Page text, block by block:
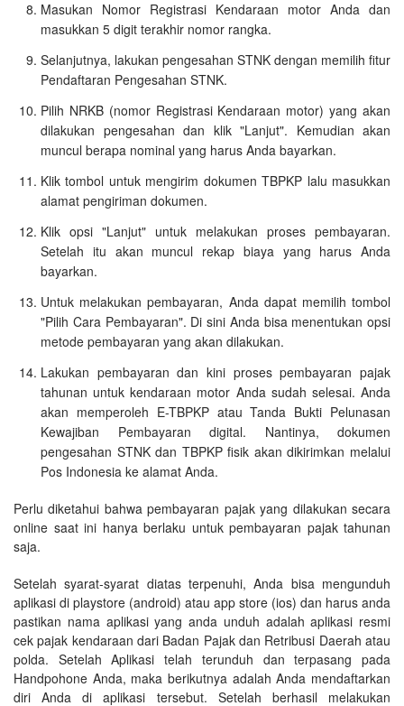
Masukan Nomor Registrasi Kendaraan motor Anda dan
masukkan 5 digit terakhir nomor rangka.
Selanjutnya, lakukan pengesahan STNK dengan memilih fitur
Pendaftaran Pengesahan STNK.
Pilih NRKB (nomor Registrasi Kendaraan motor) yang akan
dilakukan pengesahan dan klik "Lanjut". Kemudian akan
muncul berapa nominal yang harus Anda bayarkan.
Klik tombol untuk mengirim dokumen TBPKP lalu masukkan
alamat pengiriman dokumen.
Klik opsi "Lanjut" untuk melakukan proses pembayaran.
Setelah itu akan muncul rekap biaya yang harus Anda
bayarkan.
Untuk melakukan pembayaran, Anda dapat memilih tombol
"Pilih Cara Pembayaran". Di sini Anda bisa menentukan opsi
metode pembayaran yang akan dilakukan.
Lakukan pembayaran dan kini proses pembayaran pajak
tahunan untuk kendaraan motor Anda sudah selesai. Anda
akan memperoleh E-TBPKP atau Tanda Bukti Pelunasan
Kewajiban Pembayaran digital. Nantinya, dokumen
pengesahan STNK dan TBPKP fisik akan dikirimkan melalui
Pos Indonesia ke alamat Anda.
Perlu diketahui bahwa pembayaran pajak yang dilakukan secara
online saat ini hanya berlaku untuk pembayaran pajak tahunan
saja.
Setelah syarat-syarat diatas terpenuhi, Anda bisa mengunduh
aplikasi di playstore (android) atau app store (ios) dan harus anda
pastikan nama aplikasi yang anda unduh adalah aplikasi resmi
cek pajak kendaraan dari Badan Pajak dan Retribusi Daerah atau
polda. Setelah Aplikasi telah terunduh dan terpasang pada
Handpohone Anda, maka berikutnya adalah Anda mendaftarkan
diri Anda di aplikasi tersebut. Setelah berhasil melakukan